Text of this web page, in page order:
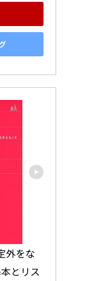
外をな
とリス